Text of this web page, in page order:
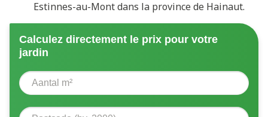
Estinnes-au-Mont dans la province de Hainaut.
Calculez directement le prix pour votre
jardin